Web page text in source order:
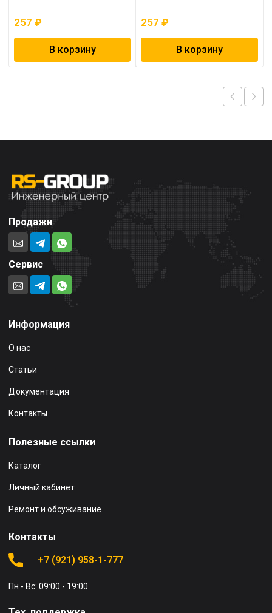
257 ₽
В корзину
257₽
В корзину
Продажи
Сервис
Информация
О нас
Статьи
Документация
Контакты
Полезные ссылки
Каталог
Личный кабинет
Ремонт и обсуживание
Контакты
+7 (921) 958-1-777
Пн - Вс: 09:00 - 19:00